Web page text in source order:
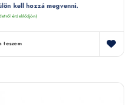
kell hozzá megvenni.
érdeklődjön)
teszem